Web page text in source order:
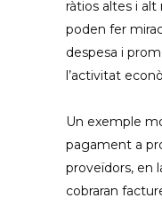
ràtios altes i
poden fer
despesa i
l’activitat
Un exemple
pagament a
proveïdors, en
cobraran